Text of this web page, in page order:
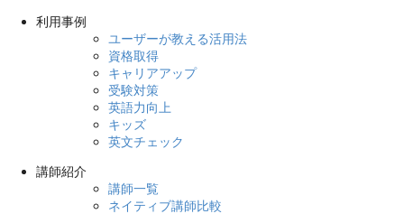
利用事例
ユーザーが教える活用法
資格取得
キャリアアップ
受験対策
英語力向上
キッズ
英文チェック
講師紹介
講師一覧
ネイティブ講師比較